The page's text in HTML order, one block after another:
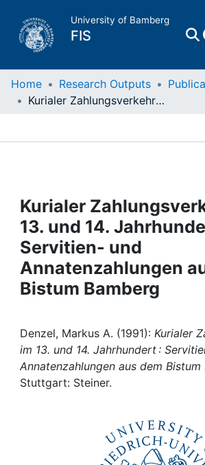
University of Bamberg
FIS
Home
Projects
People
Institutions
My FIS
Help
Home Research Outputs
Kurialer Zahlungsverkehr im 13. und 14. Jahrhundert : Servitien- und Annatenzahlungen aus dem Bistum Bamberg
Kurialer
13. und 14.
Servitien- und
Annatenzahlungen
Bistum Bamberg
Denzel, Markus A. (1991): Kurialer
im 13. und 14. Jahrhundert :
Annatenzahlungen aus dem Bistum
Stuttgart: Steiner.